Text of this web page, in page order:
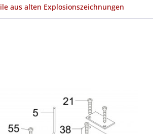
aus alten Explosionszeichnungen